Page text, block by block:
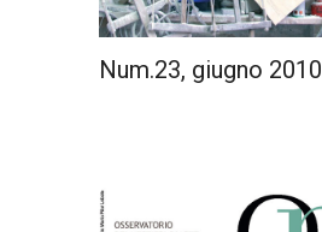
Num.23, giugno 2010